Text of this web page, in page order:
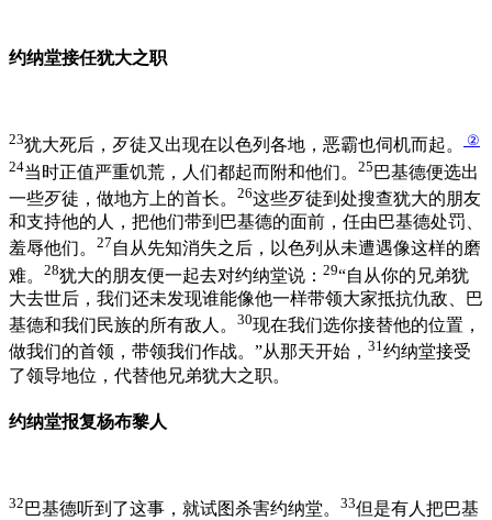
约纳堂接任犹大之职
23犹大死后，歹徒又出现在以色列各地，恶霸也伺机而起。
②
24当时正值严重饥荒，人们都起而附和他们。 25 巴基德便选出
一些歹徒，做地方上的首长。 26这些歹徒到处搜查犹大的朋友
和支持他的人，把他们带到巴基德的面前，任由巴基德处罚、
羞辱他们。 27 自从先知消失之后，以色列从未遭遇像这样的磨
难。 28犹大的朋友便一起去对约纳堂说： 29“自从你的兄弟犹
大去世后，我们还未发现谁能像他一样带领大家抵抗仇敌、巴
基德和我们民族的所有敌人。 30现在我们选你接替他的位置，
做我们的首领，带领我们作战。”从那天开始， 31约纳堂接受
了领导地位，代替他兄弟犹大之职。
约纳堂报复杨布黎人
32 巴基德听到了这事，就试图杀害约纳堂。 33但是有人把巴基